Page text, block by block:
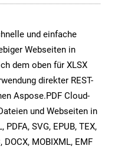
und einfache
Webseiten in
dem oben für XLSX
direkter REST-
Aspose.PDF Cloud-
und Webseiten in
SVG, EPUB, TEX,
DOCX, MOBIXML, EMF